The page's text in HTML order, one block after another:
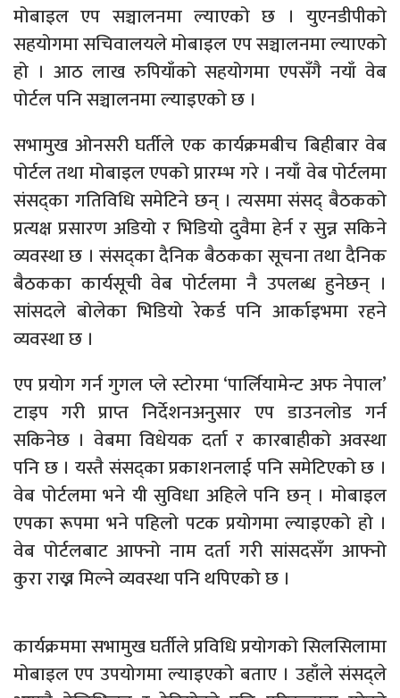
मोबाइल एप सञ्चालनमा ल्याएको छ । युएनडीपीको
सहयोगमा सचिवालयले मोबाइल एप सञ्चालनमा ल्याएको
हो । आठ लाख रुपियाँको सहयोगमा एपसँगै नयाँ वेब
पोर्टल पनि सञ्चालनमा ल्याइएको छ ।
सभामुख ओनसरी घर्तीले एक कार्यक्रमबीच बिहीबार वेब
पोर्टल तथा मोबाइल एपको प्रारम्भ गरे । नयाँ वेब पोर्टलमा
संसद्का गतिविधि समेटिने छन् । त्यसमा संसद् बैठकको
प्रत्यक्ष प्रसारण अडियो र भिडियो दुवैमा हेर्न र सुन्न सकिने
व्यवस्था छ । संसद्का दैनिक बैठकका सूचना तथा दैनिक
बैठकका कार्यसूची वेब पोर्टलमा नै उपलब्ध हुनेछन् ।
सांसदले बोलेका भिडियो रेकर्ड पनि आर्काइभमा रहने
व्यवस्था छ ।
एप प्रयोग गर्न गुगल प्ले स्टोरमा ‘पार्लियामेन्ट अफ नेपाल’
टाइप गरी प्राप्त निर्देशनअनुसार एप डाउनलोड गर्न
सकिनेछ । वेबमा विधेयक दर्ता र कारबाहीको अवस्था
पनि छ । यस्तै संसद्का प्रकाशनलाई पनि समेटिएको छ ।
वेब पोर्टलमा भने यी सुविधा अहिले पनि छन् । मोबाइल
एपका रूपमा भने पहिलो पटक प्रयोगमा ल्याइएको हो ।
वेब पोर्टलबाट आफ्नो नाम दर्ता गरी सांसदसँग आफ्नो
कुरा राख्न मिल्ने व्यवस्था पनि थपिएको छ ।
कार्यक्रममा सभामुख घर्तीले प्रविधि प्रयोगको सिलसिलामा
मोबाइल एप उपयोगमा ल्याइएको बताए । उहाँले संसद्ले